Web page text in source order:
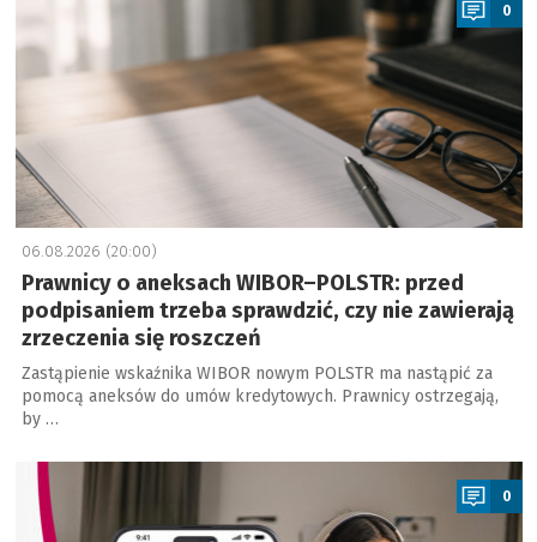
0
06.08.2026 (20:00)
Prawnicy o aneksach WIBOR–POLSTR: przed
podpisaniem trzeba sprawdzić, czy nie zawierają
zrzeczenia się roszczeń
Zastąpienie wskaźnika WIBOR nowym POLSTR ma nastąpić za
pomocą aneksów do umów kredytowych. Prawnicy ostrzegają,
by …
0